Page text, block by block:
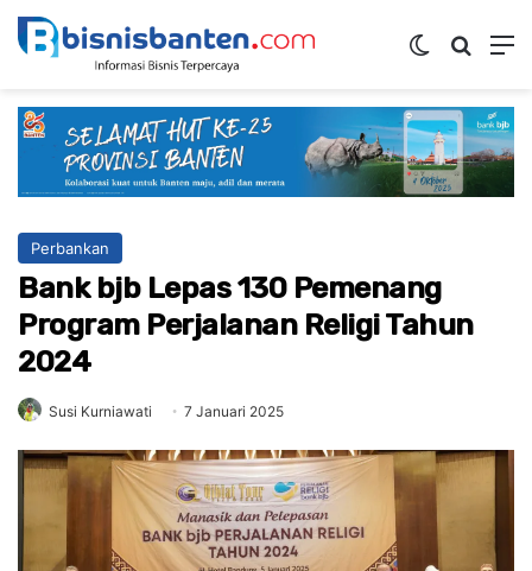
Switch skin
Perbankan
Bank bjb Lepas 130 Pemenang
Program Perjalanan Religi Tahun
2024
Susi Kurniawati 7 Januari 2025